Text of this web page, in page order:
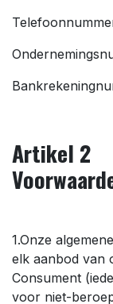
Artikel 2
1.Onze
elk aanbod van
Consument
voor niet-